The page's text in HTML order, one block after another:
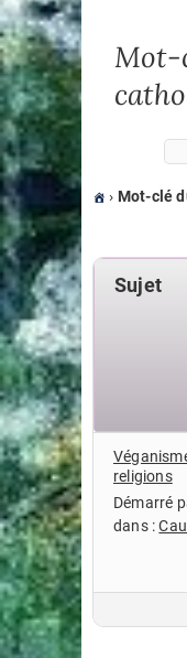
Mot-
› Mot-clé
Sujet
religions
Démarré
dans :